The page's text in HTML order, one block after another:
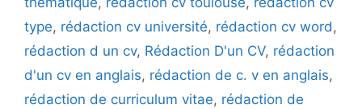
type, rédaction cv université, rédaction cv word,
rédaction d un cv, Rédaction D'un CV, rédaction
d'un cv en anglais, rédaction de c. v en anglais,
rédaction de curriculum vitae, rédaction de